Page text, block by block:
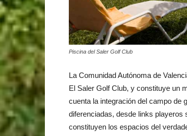
Piscina del Saler Golf Club
La Comunidad Autónoma de
El Saler Golf Club, y constituye un
cuenta la integración del campo de
diferenciadas, desde links
constituyen los espacios del